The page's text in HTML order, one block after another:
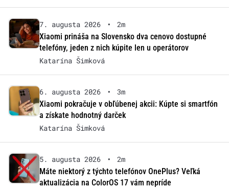
7. augusta 2026 •
2m
Xiaomi prináša na Slovensko dva cenovo dostupné
telefóny, jeden z nich kúpite len u operátorov
Katarína Šimková
6. augusta 2026 •
3m
Xiaomi pokračuje v obľúbenej akcii: Kúpte si smartfón
a získate hodnotný darček
Katarína Šimková
5. augusta 2026 •
2m
Máte niektorý z týchto telefónov OnePlus? Veľká
aktualizácia na ColorOS 17 vám nepríde